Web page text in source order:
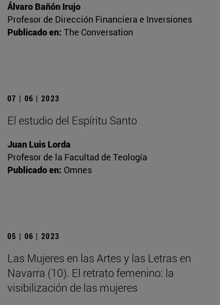
Álvaro Bañón Irujo
Profesor de Dirección Financiera e Inversiones
Publicado en: The Conversation
07 | 06 | 2023
El estudio del Espíritu Santo
Juan Luis Lorda
Profesor de la Facultad de Teología
Publicado en: Omnes
05 | 06 | 2023
Las Mujeres en las Artes y las Letras en
Navarra (10). El retrato femenino: la
visibilización de las mujeres